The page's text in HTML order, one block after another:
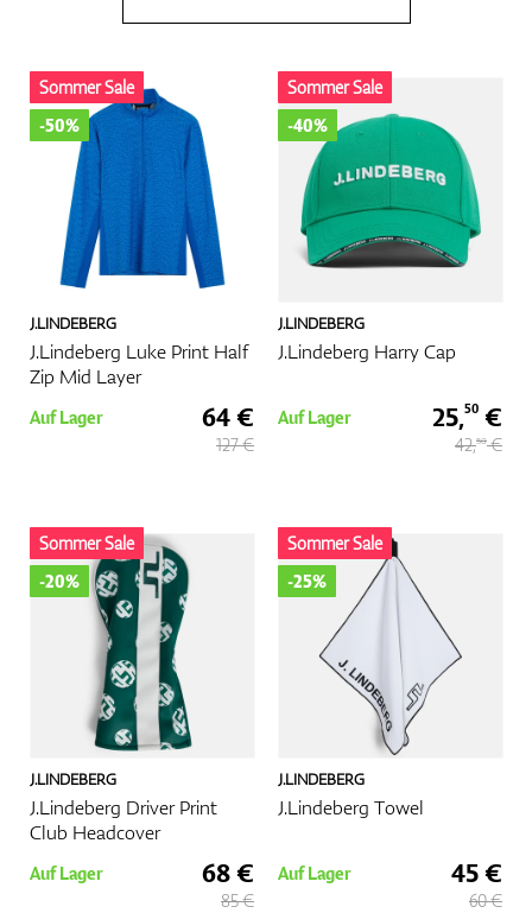
Handschuhe
Bags
Trolleys
Entfernungsmesser & GPS
J.LINDEBERG
J.Lindeberg Luke Print Half
Zip Mid Layer
Sommer Sale
-50%
Auf Lager 64 €
127 €
J.LINDEBERG
J.Lindeberg Harry Cap
Sommer Sale
-40%
Auf Lager 25,50 €
42,50€
J.LINDEBERG
J.Lindeberg Driver Print
Club Headcover
Sommer Sale
-20%
Auf Lager 68 €
85 €
J.LINDEBERG
J.Lindeberg Towel
Sommer Sale
-25%
Auf Lager 45 €
60 €